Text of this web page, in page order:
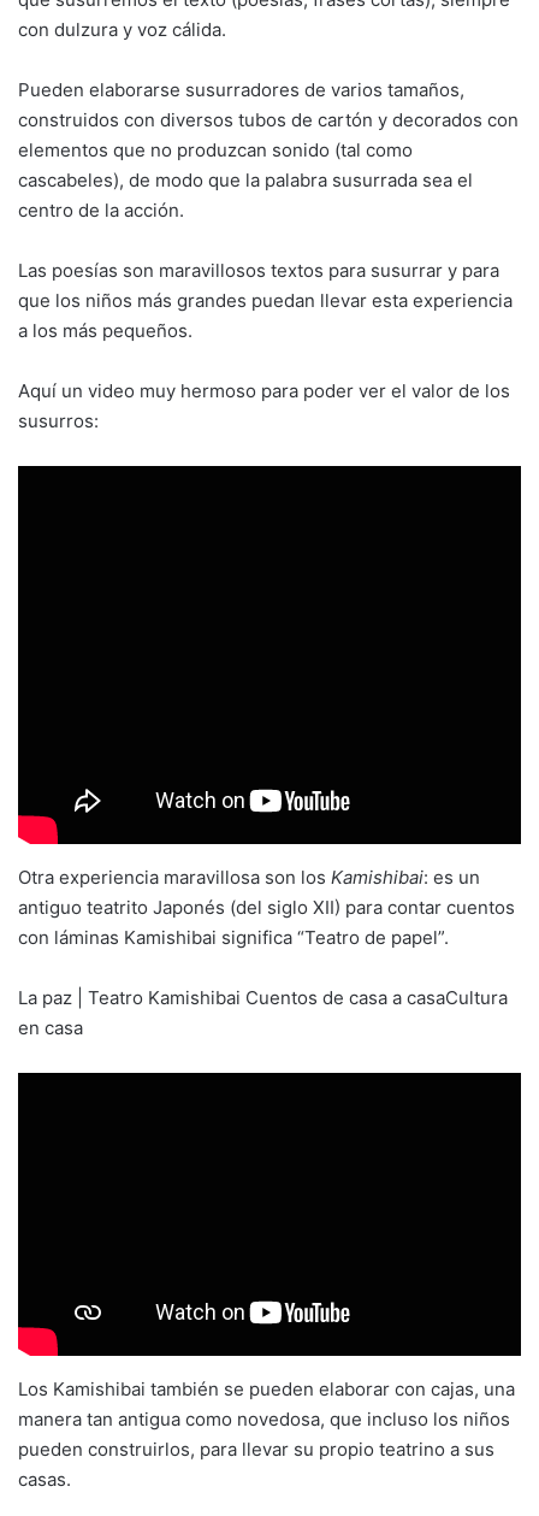
con dulzura y voz cálida.
Pueden elaborarse susurradores de varios tamaños,
construidos con diversos tubos de cartón y decorados con
elementos que no produzcan sonido (tal como
cascabeles), de modo que la palabra susurrada sea el
centro de la acción.
Las poesías son maravillosos textos para susurrar y para
que los niños más grandes puedan llevar esta experiencia
a los más pequeños.
Aquí un video muy hermoso para poder ver el valor de los
susurros:
Otra experiencia maravillosa son los Kamishibai: es un
antiguo teatrito Japonés (del siglo XII) para contar cuentos
con láminas Kamishibai significa “Teatro de papel”.
La paz | Teatro Kamishibai Cuentos de casa a casaCultura
en casa
Los Kamishibai también se pueden elaborar con cajas, una
manera tan antigua como novedosa, que incluso los niños
pueden construirlos, para llevar su propio teatrino a sus
casas.